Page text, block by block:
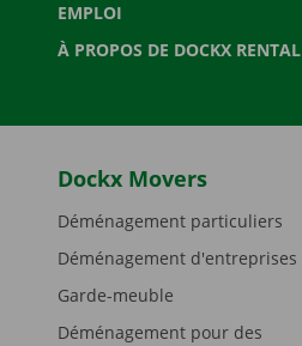
EMPLOI
À PROPOS DE DOCKX RENTAL
Dockx Movers
Déménagement particuliers
Déménagement d'entreprises
Garde-meuble
Déménagement pour des